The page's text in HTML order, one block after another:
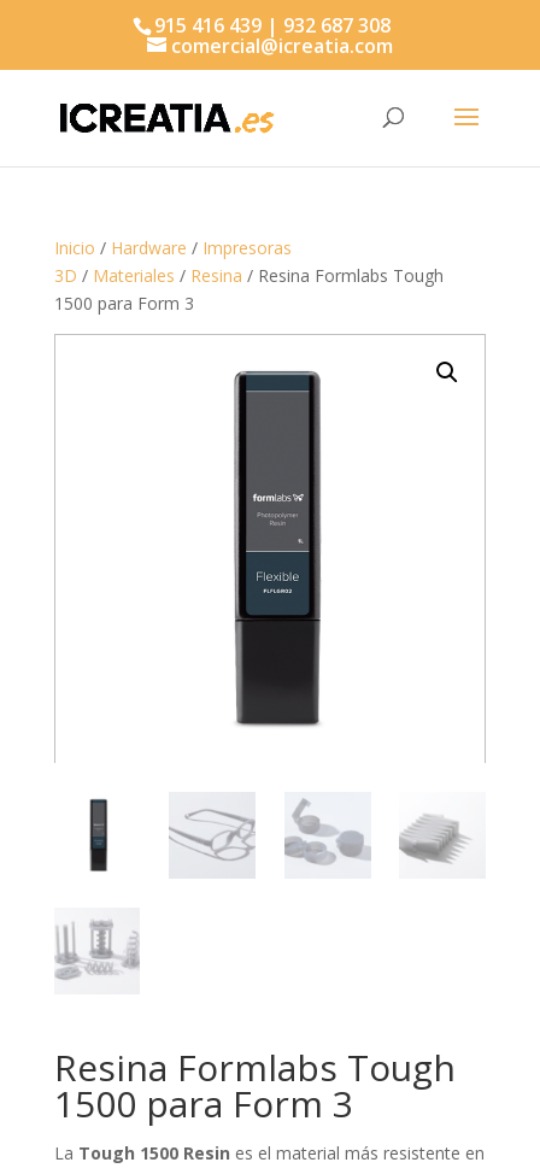
915 416 439 | 932 687 308
comercial@icreatia.com
Inicio / Hardware / Impresoras
3D / Materiales / Resina / Resina Formlabs Tough
1500 para Form 3
Resina Formlabs Tough
1500 para Form 3
La Tough 1500 Resin es el material más resistente en